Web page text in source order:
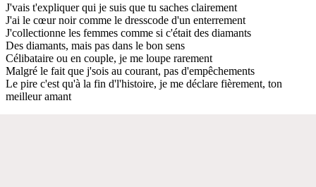
J'vais t'expliquer qui je suis que tu saches clairement
J'ai le cœur noir comme le dresscode d'un enterrement
J'collectionne les femmes comme si c'était des diamants
Des diamants, mais pas dans le bon sens
Célibataire ou en couple, je me loupe rarement
Malgré le fait que j'sois au courant, pas d'empêchements
Le pire c'est qu'à la fin d'l'histoire, je me déclare fièrement, ton
meilleur amant